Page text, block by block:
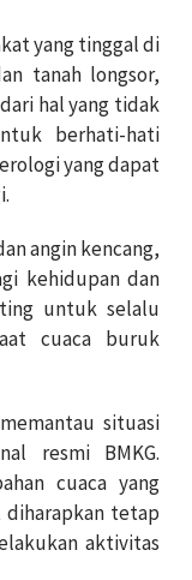
yang tinggal di
tanah longsor,
hal yang tidak
berhati-hati
yang dapat
angin kencang,
kehidupan dan
untuk selalu
cuaca buruk
situasi
resmi BMKG.
cuaca yang
diharapkan tetap
aktivitas